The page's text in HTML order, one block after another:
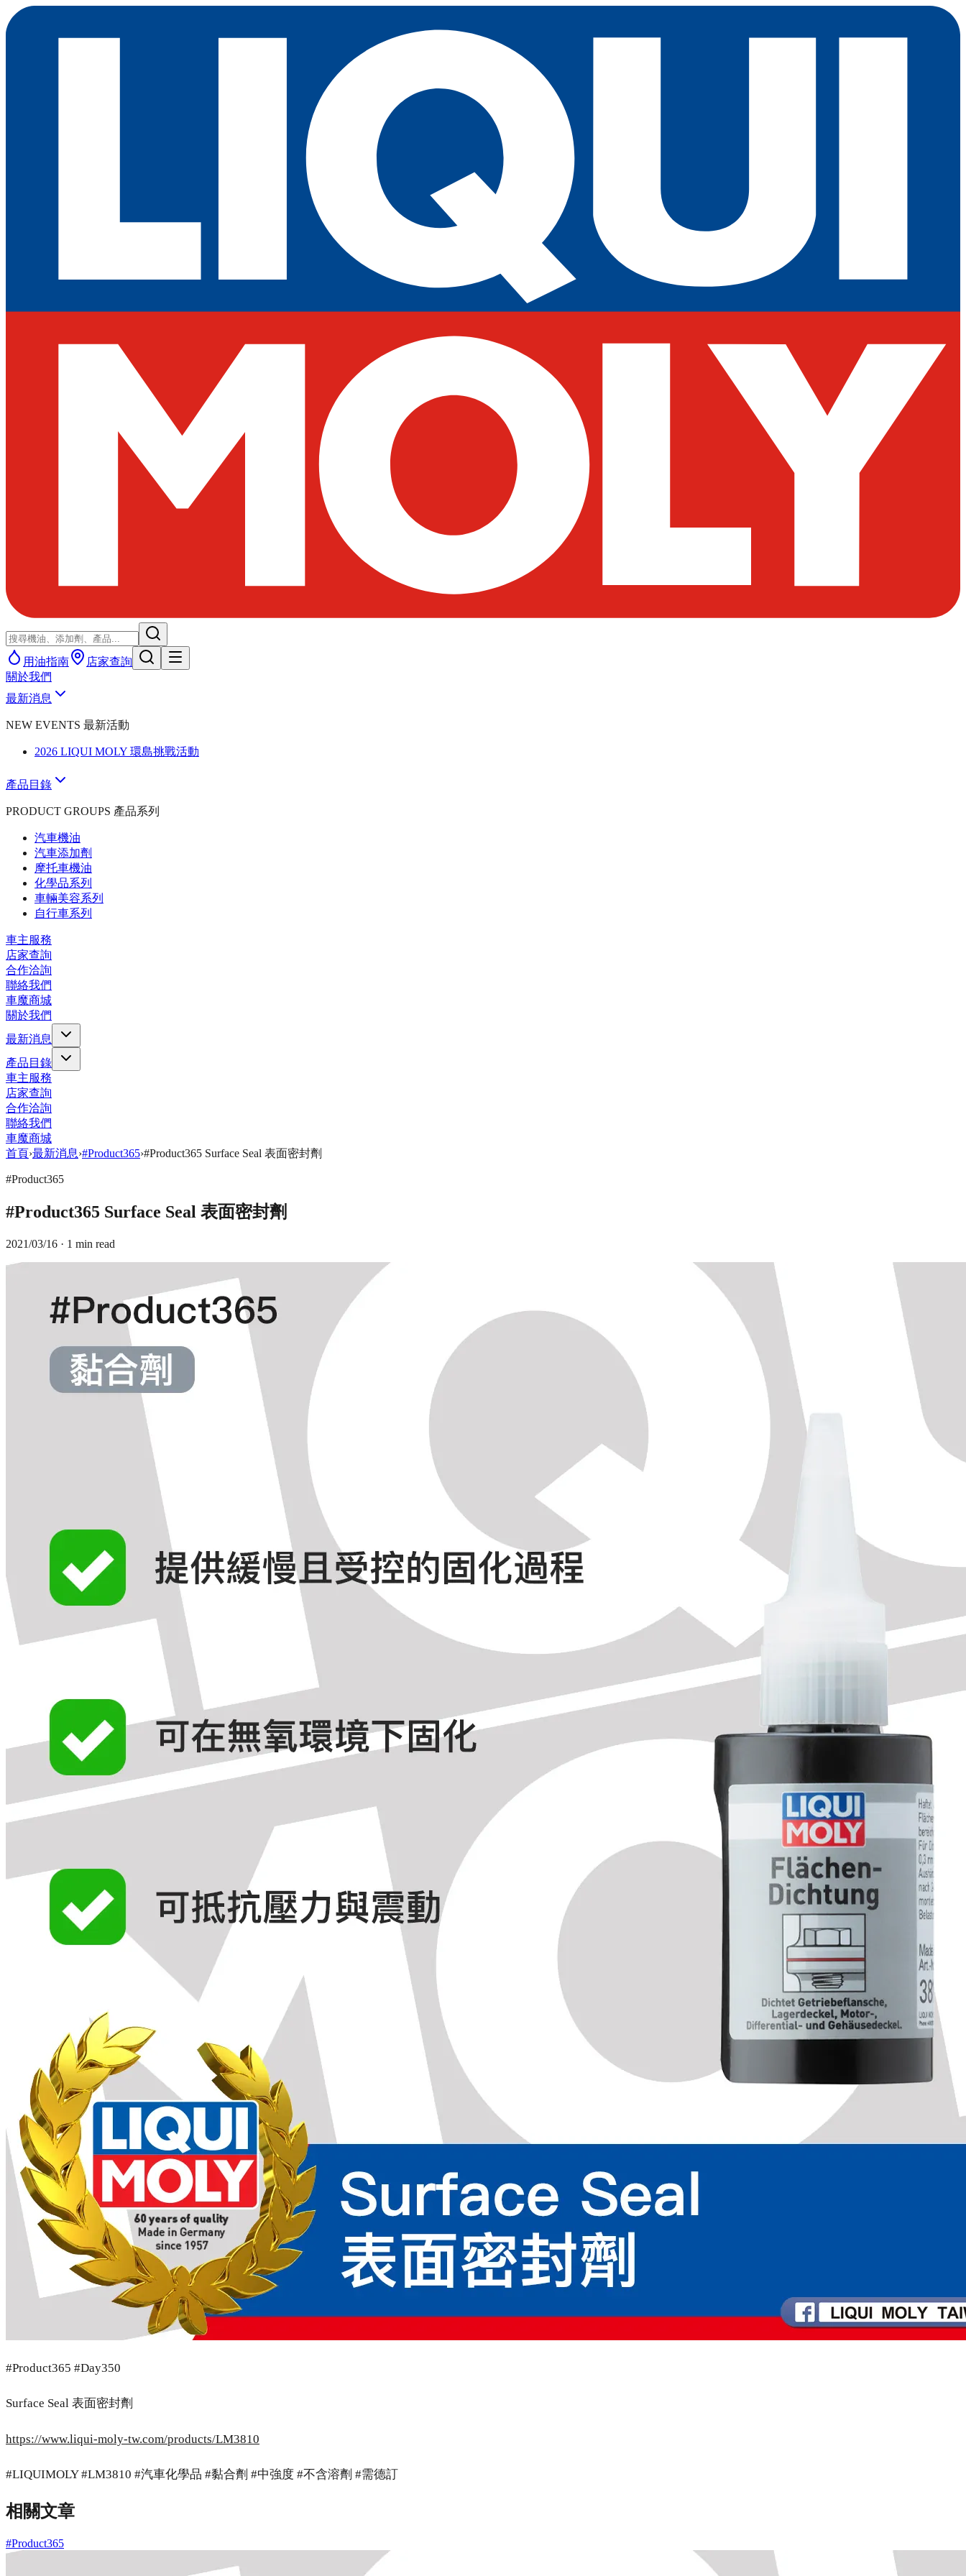
用油指南
店家查詢
關於我們
最新消息
NEW EVENTS 最新活動
2026 LIQUI MOLY 環島挑戰活動
產品目錄
PRODUCT GROUPS 產品系列
汽車機油
汽車添加劑
摩托車機油
化學品系列
車輛美容系列
自行車系列
車主服務
店家查詢
合作洽詢
聯絡我們
車魔商城
關於我們
最新消息
產品目錄
車主服務
店家查詢
合作洽詢
聯絡我們
車魔商城
首頁›最新消息›#Product365›#Product365 Surface Seal 表面密封劑
#Product365
#Product365 Surface Seal 表面密封劑
2021/03/16 · 1 min read
#Product365 #Day350
Surface Seal 表面密封劑
https://www.liqui-moly-tw.com/products/LM3810
#LIQUIMOLY #LM3810 #汽車化學品 #黏合劑 #中強度 #不含溶劑 #需德訂
相關文章
#Product365